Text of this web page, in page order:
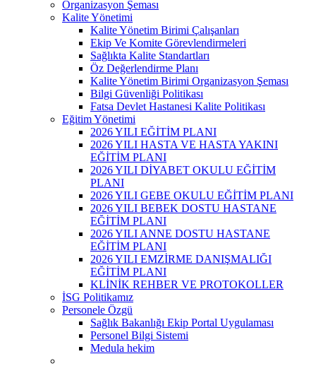
Organizasyon Şeması
Kalite Yönetimi
Kalite Yönetim Birimi Çalışanları
Ekip Ve Komite Görevlendirmeleri
Sağlıkta Kalite Standartları
Öz Değerlendirme Planı
Kalite Yönetim Birimi Organizasyon Şeması
Bilgi Güvenliği Politikası
Fatsa Devlet Hastanesi Kalite Politikası
Eğitim Yönetimi
2026 YILI EĞİTİM PLANI
2026 YILI HASTA VE HASTA YAKINI
EĞİTİM PLANI
2026 YILI DİYABET OKULU EĞİTİM
PLANI
2026 YILI GEBE OKULU EĞİTİM PLANI
2026 YILI BEBEK DOSTU HASTANE
EĞİTİM PLANI
2026 YILI ANNE DOSTU HASTANE
EĞİTİM PLANI
2026 YILI EMZİRME DANIŞMALIĞI
EĞİTİM PLANI
KLİNİK REHBER VE PROTOKOLLER
İSG Politikamız
Personele Özgü
Sağlık Bakanlığı Ekip Portal Uygulaması
Personel Bilgi Sistemi
Medula hekim